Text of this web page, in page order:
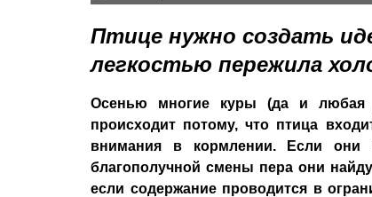
Птице нужно создать
легкостью пережила
Осенью многие куры (да и любая
происходит потому, что птица
внимания в кормлении. Если они
благополучной смены пера они
если содержание проводится в